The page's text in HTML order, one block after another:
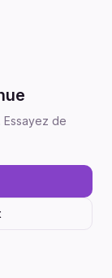
de